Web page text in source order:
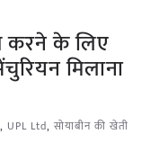
करने के लिए
मिलाना
, UPL Ltd, सोयाबीन की खेती